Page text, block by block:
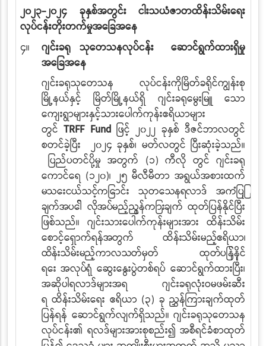
၂၀၂၃-၂၀၂၄ ခုနှစ်အတွင်း ငါးသယံဇာတထိန်းသိမ်းရေး
လုပ်ငန်းတိုးတက်မှုအခြေအနေ
၄။
ဂျင်းခရု သုတေသနလုပ်ငန်း ဆောင်ရွက်ထားရှိမှု
အခြေအနေ
ဂျင်းခရုသုတေသန လုပ်ငန်းကိုမြိတ်ခရိုင်ကျွန်းစု
မြို့နယ်နှင့်
မြိတ်မြို့နယ်ရှိ ဂျင်းခရုမွေးမြူ
သော
ကျေးရွာများနှင့်သားပေါက်ကုန်းဧရိယာများ
တွင်TRFF Fund ဖြင့် ၂၀၂၂ ခုနှစ်ဒီဇင်ဘာလတွင်
စတင်ခဲ့ပြီး
၂၀၂၄ ခုနှစ်၊ မတ်လတွင် ပြီးဆုံးခဲ့သည်။
ပြည်ပတင်ပို့မှု အတွက် (၁) ကီလို တွင် ဂျင်းခရု
ကောင်ရေ (၁၂၀)၊ ၂၅ မီလီမီတာ အရွယ်အစားထက်
မသေးငယ်သင့်ကြောင်း သုတေသနရလာဒ် အကြံပြု
ချက်အပေါ် လိုအပ်မည့်ညွှန်ကြားချက် ထုတ်ပြန်နိုင်ပြီး
ဖြစ်သည်။ ဂျင်းသားပေါက်ကုန်းများအား ထိန်းသိမ်း
စောင့်ရှောက်ရန်အတွက်
ထိန်းသိမ်းမည့်ဧရိယာ၊
ထိန်းသိမ်းမည့်ကာလသတ်မှတ် ထုတ်ပြန်နိုင်
ရေး အလုပ်ရုံ ဆွေးနွေးပွဲတစ်ရပ် ဆောင်ရွက်ထားပြီး၊
အဆိုပါရလာဒ်များအရ ဂျင်းခရုလုံးဝမဖမ်းဆီး
ရ ထိန်းသိမ်းရေး ဧရိယာ (၃) ခု ညွှန်ကြားချက်ထုတ်
ပြန်ရန် ဆောင်ရွက်လျက်ရှိသည်။ ဂျင်းခရုသုတေသန
လုပ်ငန်း၏ ရလဒ်များအားစုစည်း၍ အစီရင်ခံစာထုတ်